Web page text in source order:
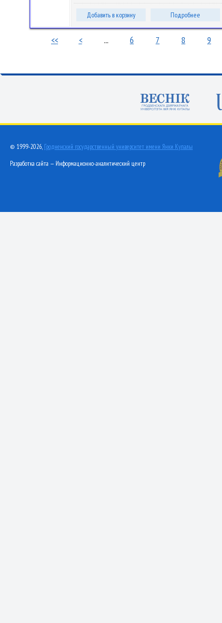
Добавить в корзину Подробнее
<< < ... 6 7 8 9
© 1999-2026, Гродненский государственный университет имени Янки Купалы
Разработка сайта — Информационно-аналитический центр